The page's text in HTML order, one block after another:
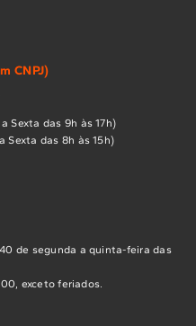
CNPJ)
Sexta das 9h às 17h)
Sexta das 8h às 15h)
de segunda a quinta-feira das
exceto feriados.